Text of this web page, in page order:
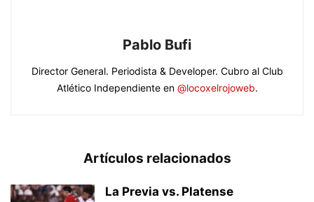
Pablo Bufi
Director General. Periodista & Developer. Cubro al Club
Atlético Independiente en @locoxelrojoweb.
Artículos relacionados
La Previa vs. Platense